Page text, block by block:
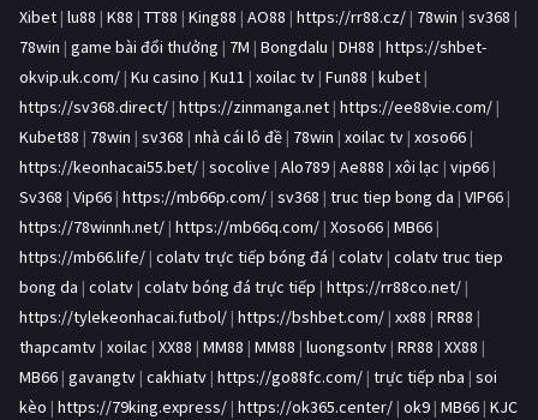
Xibet | lu88 | K88 | TT88 | King88 | AO88 | https://rr88.cz/ | 78win | sv368 |
78win | game bài đổi thưởng | 7M | Bongdalu | DH88 | https://shbet-
okvip.uk.com/ | Ku casino | Ku11 | xoilac tv | Fun88 | kubet |
https://sv368.direct/ | https://zinmanga.net | https://ee88vie.com/ |
Kubet88 | 78win | sv368 | nhà cái lô đề | 78win | xoilac tv | xoso66 |
https://keonhacai55.bet/ | socolive | Alo789 | Ae888 | xôi lạc | vip66 |
Sv368 | Vip66 | https://mb66p.com/ | sv368 | truc tiep bong da | VIP66 |
https://78winnh.net/ | https://mb66q.com/ | Xoso66 | MB66 |
https://mb66.life/ | colatv trực tiếp bóng đá | colatv | colatv truc tiep
bong da | colatv | colatv bóng đá trực tiếp | https://rr88co.net/ |
https://tylekeonhacai.futbol/ | https://bshbet.com/ | xx88 | RR88 |
thapcamtv | xoilac | XX88 | MM88 | MM88 | luongsontv | RR88 | XX88 |
MB66 | gavangtv | cakhiatv | https://go88fc.com/ | trực tiếp nba | soi
kèo | https://79king.express/ | https://ok365.center/ | ok9 | MB66 | KJC